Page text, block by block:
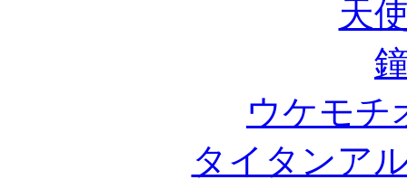
天
ウケモチ
タイタンア